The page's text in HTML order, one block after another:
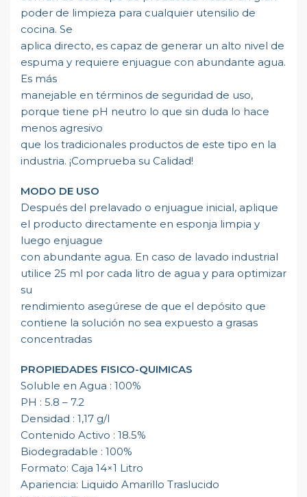
poder de limpieza para cualquier utensilio de
cocina. Se
aplica directo, es capaz de generar un alto nivel de
espuma y requiere enjuague con abundante agua.
Es más
manejable en términos de seguridad de uso,
porque tiene pH neutro lo que sin duda lo hace
menos agresivo
que los tradicionales productos de este tipo en la
industria. ¡Comprueba su Calidad!
MODO DE USO
Después del prelavado o enjuague inicial, aplique
el producto directamente en esponja limpia y
luego enjuague
con abundante agua. En caso de lavado industrial
utilice 25 ml por cada litro de agua y para optimizar
su
rendimiento asegúrese de que el depósito que
contiene la solución no sea expuesto a grasas
concentradas
PROPIEDADES FISICO-QUIMICAS
Soluble en Agua : 100%
PH : 5.8 – 7.2
Densidad : 1,17 g/l
Contenido Activo : 18.5%
Biodegradable : 100%
Formato: Caja 14×1 Litro
Apariencia: Liquido Amarillo Traslucido